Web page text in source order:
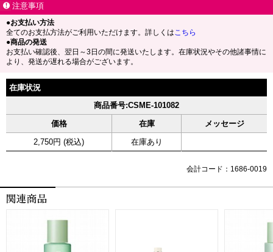
注意事項
●お支払い方法
全てのお支払方法がご利用いただけます。詳しくはこちら
●商品の発送
お支払い確認後、翌日～3日の間に発送いたします。在庫状況やその他諸事情に
より、発送が遅れる場合がございます。
在庫状況
商品番号:CSME-101082
価格
在庫
メッセージ
2,750円 (税込)
在庫あり
会計コード：1686-0019